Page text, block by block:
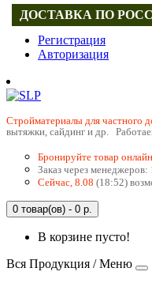
Регистрация
Авторизация
Cтройматериалы для частного
вытяжки, сайдинг и др.
Бронируйте товар
Заказ через менеджеров:
Сейчас, 8.08 (18:52)
0 товар(ов) - 0 р.
В корзине пусто!
Вся Продукция / Меню
ДОСТАВКА ПО